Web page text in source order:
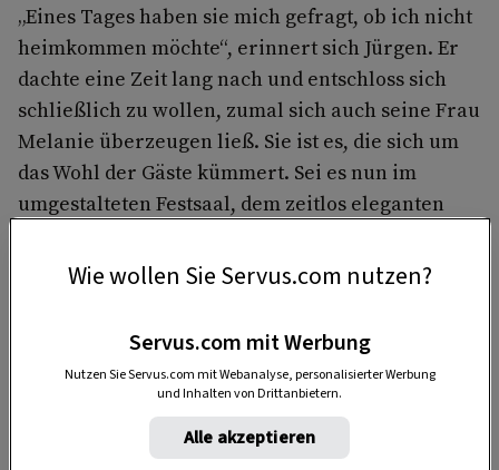
„Eines Tages haben sie mich gefragt, ob ich nicht
heimkommen möchte“, erinnert sich Jürgen. Er
dachte eine Zeit lang nach und entschloss sich
schließlich zu wollen, zumal sich auch seine Frau
Melanie überzeugen ließ. Sie ist es, die sich um
das Wohl der Gäste kümmert. Sei es nun im
umgestalteten Festsaal, dem zeitlos eleganten
warmen Jahreszeit kommt noch die große – vom
entworfene – Holzterrasse hinzu.
Wie wollen Sie Servus.com nutzen?
Servus.com mit Werbung
Nutzen Sie Servus.com mit Webanalyse, personalisierter Werbung
und Inhalten von Drittanbietern.
Alle akzeptieren